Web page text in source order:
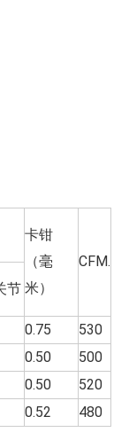
卡钳
（毫
米）
CFM.
节
0.75
530
0.50
500
0.50
520
0.52 480